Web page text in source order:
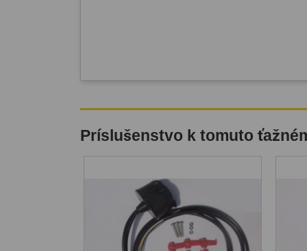
Príslušenstvo k tomuto